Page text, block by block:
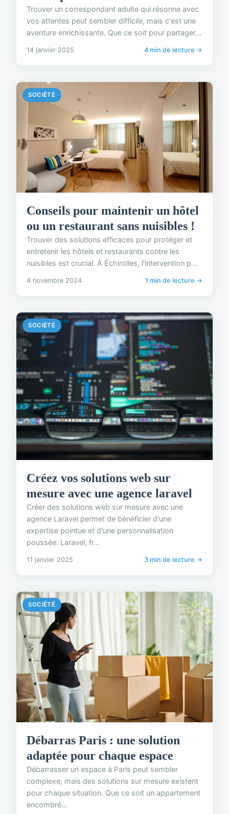
Trouver un correspondant adulte qui résonne avec
vos attentes peut sembler difficile, mais c'est une
aventure enrichissante. Que ce soit pour partager...
14 janvier 2025 4 min de lecture →
SOCIÉTÉ
Conseils pour maintenir un hôtel
ou un restaurant sans nuisibles !
Trouver des solutions efficaces pour protéger et
entretenir les hôtels et restaurants contre les
nuisibles est crucial. À Échirolles, l'intervention p...
4 novembre 2024 1 min de lecture →
SOCIÉTÉ
Créez vos solutions web sur
mesure avec une agence laravel
Créer des solutions web sur mesure avec une
agence Laravel permet de bénéficier d'une
expertise pointue et d'une personnalisation
poussée. Laravel, fr...
11 janvier 2025 3 min de lecture →
SOCIÉTÉ
Débarras Paris : une solution
adaptée pour chaque espace
Débarrasser un espace à Paris peut sembler
complexe, mais des solutions sur mesure existent
pour chaque situation. Que ce soit un appartement
encombré...